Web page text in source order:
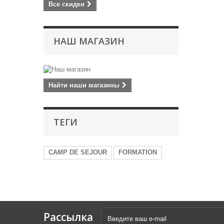
Все скидки
НАШ МАГАЗИН
Найти наши магазины
ТЕГИ
CAMP DE SEJOUR FORMATION
Рассылка